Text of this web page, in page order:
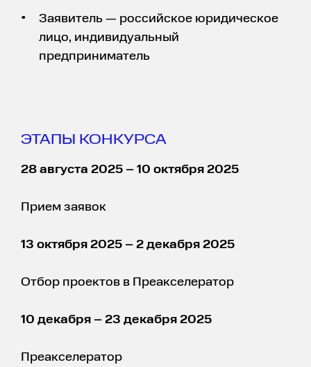
Заявитель — российское юридическое
лицо, индивидуальный
предприниматель
ЭТАПЫ КОНКУРСА
28 августа 2025 – 10 октября 2025
Прием заявок
13 октября 2025 – 2 декабря 2025
Отбор проектов в Преакселератор
10 декабря – 23 декабря 2025
Преакселератор